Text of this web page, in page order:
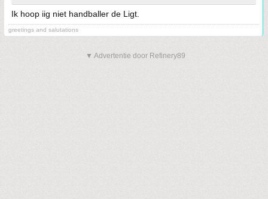
Ik hoop iig niet handballer de Ligt.
greetings and salutations
▼ Advertentie door Refinery89